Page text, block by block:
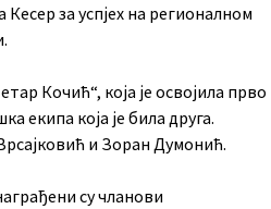
за успјех на регионалном
Кочић“, која је освојила прво
екипа која је била друга.
и Зоран Думонић.
су чланови